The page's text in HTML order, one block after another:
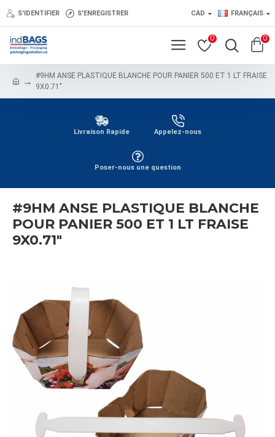
S'IDENTIFIER S'ENREGISTRER CAD FRANÇAIS
0 0
#9HM ANSE PLASTIQUE BLANCHE POUR PANIER 500 ET 1 LT FRAISE
9X0.71"
Livraison Rapide Appelez-nous
Poser-nous une question
#9HM ANSE PLASTIQUE BLANCHE
POUR PANIER 500 ET 1 LT FRAISE
9X0.71"